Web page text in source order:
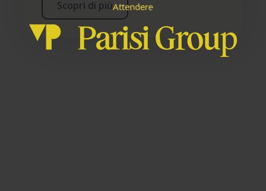
Attendere
Scopri di più